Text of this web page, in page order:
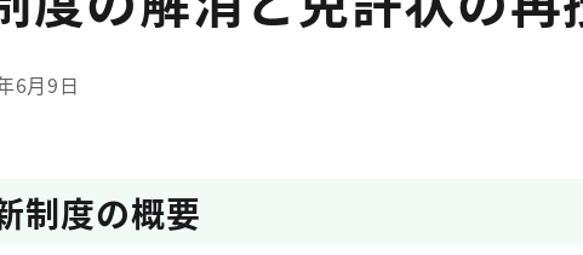
6月9日
制度の概要